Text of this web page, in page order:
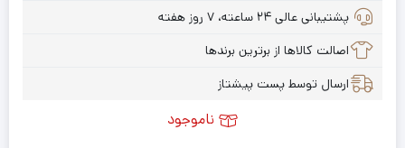
پشتیبانی عالی ۲۴ ساعته، ۷ روز هفته
اصالت کالاها از برترین برندها
ارسال توسط پست پیشتاز
ناموجود